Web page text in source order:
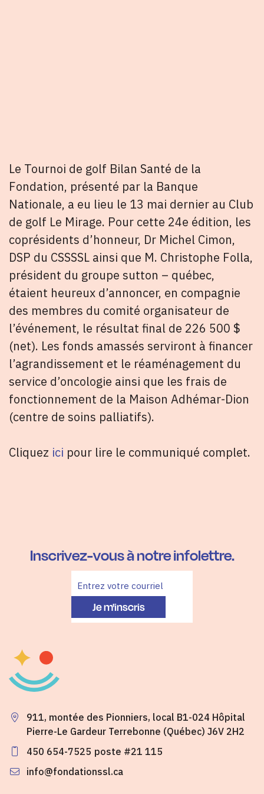
Le Tournoi de golf Bilan Santé de la
Fondation, présenté par la Banque
Nationale, a eu lieu le 13 mai dernier au Club
de golf Le Mirage. Pour cette 24e édition, les
coprésidents d’honneur, Dr Michel Cimon,
DSP du CSSSSL ainsi que M. Christophe Folla,
président du groupe sutton – québec,
étaient heureux d’annoncer, en compagnie
des membres du comité organisateur de
l’événement, le résultat final de 226 500 $
(net). Les fonds amassés serviront à financer
l’agrandissement et le réaménagement du
service d’oncologie ainsi que les frais de
fonctionnement de la Maison Adhémar-Dion
(centre de soins palliatifs).
Cliquez ici pour lire le communiqué complet.
Inscrivez-vous à notre infolettre.
Je m'inscris
911, montée des Pionniers, local B1-024 Hôpital
Pierre-Le Gardeur Terrebonne (Québec) J6V 2H2
450 654-7525 poste #21 115
info@fondationssl.ca